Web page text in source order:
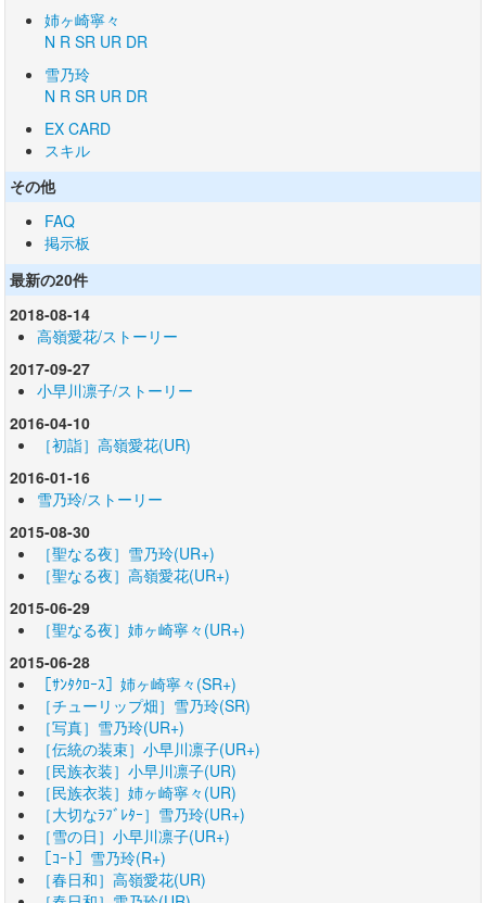
姉ヶ崎寧々
N R SR UR DR
雪乃玲
N R SR UR DR
EX CARD
スキル
その他
FAQ
掲示板
最新の20件
2018-08-14
高嶺愛花/ストーリー
2017-09-27
小早川凛子/ストーリー
2016-04-10
［初詣］高嶺愛花(UR)
2016-01-16
雪乃玲/ストーリー
2015-08-30
［聖なる夜］雪乃玲(UR+)
［聖なる夜］高嶺愛花(UR+)
2015-06-29
［聖なる夜］姉ヶ崎寧々(UR+)
2015-06-28
［ｻﾝﾀｸﾛｰｽ］姉ヶ崎寧々(SR+)
［チューリップ畑］雪乃玲(SR)
［写真］雪乃玲(UR+)
［伝統の装束］小早川凛子(UR+)
［民族衣装］小早川凛子(UR)
［民族衣装］姉ヶ崎寧々(UR)
［大切なﾗﾌﾞﾚﾀｰ］雪乃玲(UR+)
［雪の日］小早川凛子(UR+)
［ｺｰﾄ］雪乃玲(R+)
［春日和］高嶺愛花(UR)